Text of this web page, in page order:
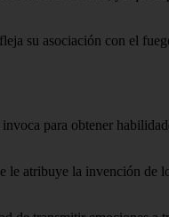
su asociación con el
para obtener
le atribuye la invención de